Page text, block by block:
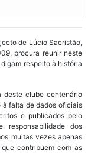
de Lúcio Sacristão,
procura reunir neste
respeito à história
deste clube centenário
à falta de dados oficiais
e publicados pelo
dos
muitas vezes apenas
contribuem com as